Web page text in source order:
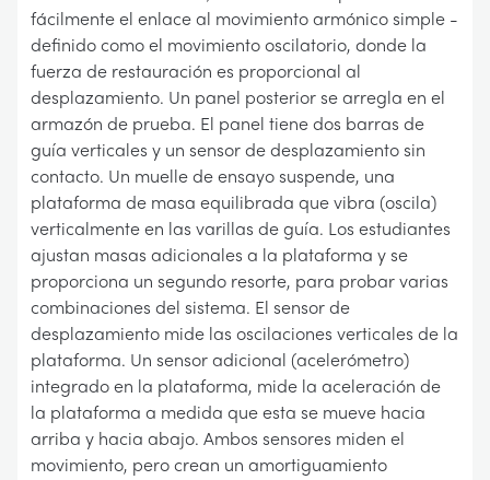
fácilmente el enlace al movimiento armónico simple -
definido como el movimiento oscilatorio, donde la
fuerza de restauración es proporcional al
desplazamiento. Un panel posterior se arregla en el
armazón de prueba. El panel tiene dos barras de
guía verticales y un sensor de desplazamiento sin
contacto. Un muelle de ensayo suspende, una
plataforma de masa equilibrada que vibra (oscila)
verticalmente en las varillas de guía. Los estudiantes
ajustan masas adicionales a la plataforma y se
proporciona un segundo resorte, para probar varias
combinaciones del sistema. El sensor de
desplazamiento mide las oscilaciones verticales de la
plataforma. Un sensor adicional (acelerómetro)
integrado en la plataforma, mide la aceleración de
la plataforma a medida que esta se mueve hacia
arriba y hacia abajo. Ambos sensores miden el
movimiento, pero crean un amortiguamiento